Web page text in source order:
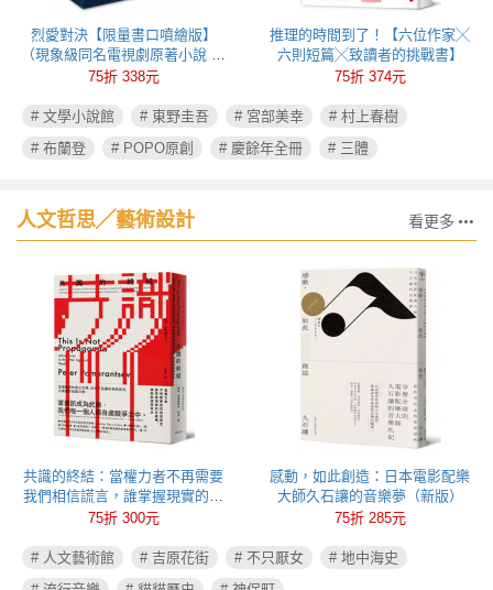
烈愛對決【限量書口噴繪版】
（現象級同名電視劇原著小說 全
球冰球羅曼史狂潮代表作）
75折 338元
推理的時間到了！【六位作家╳
六則短篇╳致讀者的挑戰書】
75折 374元
# 文學小說館 # 東野圭吾 # 宮部美幸
# 村上春樹
# 布蘭登
# POPO原創 # 慶餘年全冊 # 三體
人文哲思╱藝術設計 看更多
共識的終結：當權力者不再需要
我們相信謊言，誰掌握現實的定
義權，誰就能操控政治
75折 300元
感動，如此創造：日本電影配樂
大師久石讓的音樂夢（新版）
75折 285元
# 人文藝術館 # 吉原花街 # 不只厭女
# 地中海史